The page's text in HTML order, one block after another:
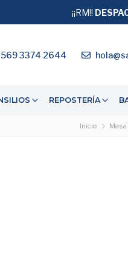
3374 2644
REPOSTERÍA
¡¡RM!!
Inicio Mesa